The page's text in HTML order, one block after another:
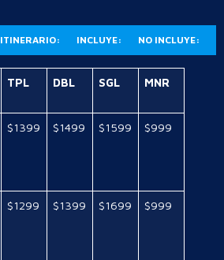
ITINERARIO: INCLUYE: NO INCLUYE:
TPL DBL SGL MNR
$1399 $1499 $1599 $999
$1299 $1399 $1699 $999